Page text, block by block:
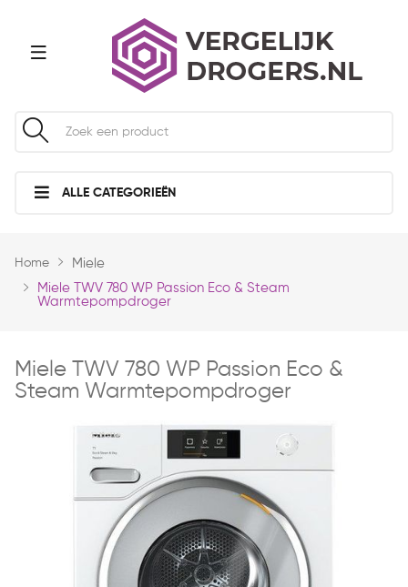
ALLE CATEGORIEËN
Home
Miele
Miele TWV 780 WP Passion Eco & Steam
Warmtepompdroger
Miele TWV 780 WP Passion Eco &
Steam Warmtepompdroger